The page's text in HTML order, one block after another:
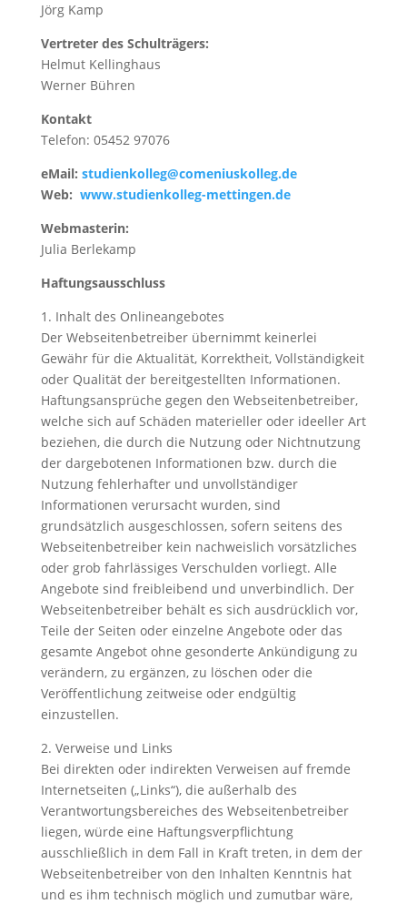
Jörg Kamp
Vertreter des Schulträgers:
Helmut Kellinghaus
Werner Bühren
Kontakt
Telefon: 05452 97076
eMail: studienkolleg@comeniuskolleg.de
Web: www.studienkolleg-mettingen.de
Webmasterin:
Julia Berlekamp
Haftungsausschluss
1. Inhalt des Onlineangebotes
Der Webseitenbetreiber übernimmt keinerlei
Gewähr für die Aktualität, Korrektheit, Vollständigkeit
oder Qualität der bereitgestellten Informationen.
Haftungsansprüche gegen den Webseitenbetreiber,
welche sich auf Schäden materieller oder ideeller Art
beziehen, die durch die Nutzung oder Nichtnutzung
der dargebotenen Informationen bzw. durch die
Nutzung fehlerhafter und unvollständiger
Informationen verursacht wurden, sind
grundsätzlich ausgeschlossen, sofern seitens des
Webseitenbetreiber kein nachweislich vorsätzliches
oder grob fahrlässiges Verschulden vorliegt. Alle
Angebote sind freibleibend und unverbindlich. Der
Webseitenbetreiber behält es sich ausdrücklich vor,
Teile der Seiten oder einzelne Angebote oder das
gesamte Angebot ohne gesonderte Ankündigung zu
verändern, zu ergänzen, zu löschen oder die
Veröffentlichung zeitweise oder endgültig
einzustellen.
2. Verweise und Links
Bei direkten oder indirekten Verweisen auf fremde
Internetseiten („Links“), die außerhalb des
Verantwortungsbereiches des Webseitenbetreiber
liegen, würde eine Haftungsverpflichtung
ausschließlich in dem Fall in Kraft treten, in dem der
Webseitenbetreiber von den Inhalten Kenntnis hat
und es ihm technisch möglich und zumutbar wäre,